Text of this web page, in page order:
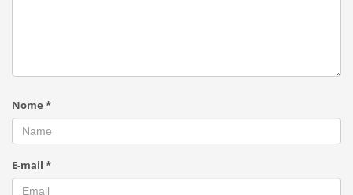
Nome *
E-mail *